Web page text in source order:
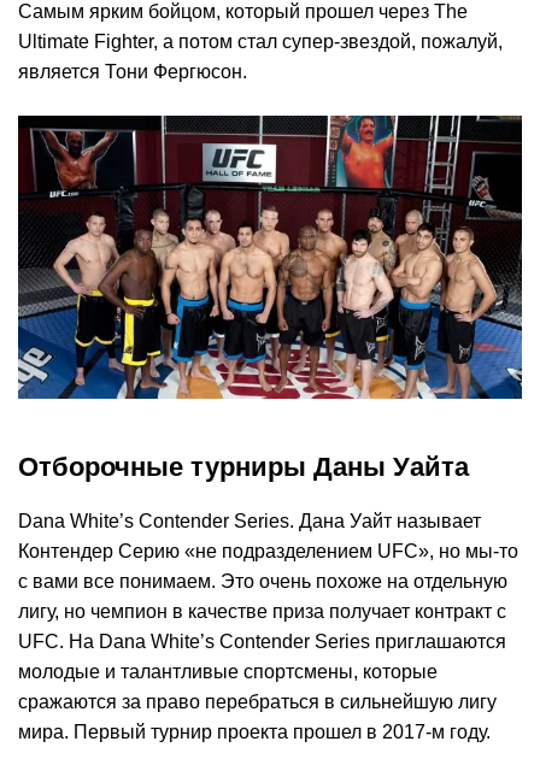
Самым ярким бойцом, который прошел через The
Ultimate Fighter, а потом стал супер-звездой, пожалуй,
является Тони Фергюсон.
Отборочные турниры Даны Уайта
Dana White’s Contender Series. Дана Уайт называет
Контендер Серию «не подразделением UFC», но мы-то
с вами все понимаем. Это очень похоже на отдельную
лигу, но чемпион в качестве приза получает контракт с
UFC. На Dana White’s Contender Series приглашаются
молодые и талантливые спортсмены, которые
сражаются за право перебраться в сильнейшую лигу
мира. Первый турнир проекта прошел в 2017-м году.